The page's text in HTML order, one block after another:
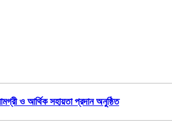
ও আর্থিক সহায়তা প্রদান অনুষ্ঠিত